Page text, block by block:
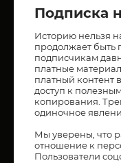
Подписка
Историю нельзя
продолжает быть
подписчикам
платные
платный контент
доступ к
копирования.
одиночное
Мы уверены, что
отношение к
Пользователи